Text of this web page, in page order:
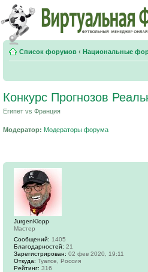
Список форумов ‹ Национальные
Конкурс Прогнозов
Египет vs Франция
Модератор: Модераторы форума
JurgenKlopp
Мастер
Сообщений: 1405
Благодарностей: 21
Зарегистрирован: 02 фев 2020, 19:11
Откуда: Туапсе, Россия
Рейтинг: 316